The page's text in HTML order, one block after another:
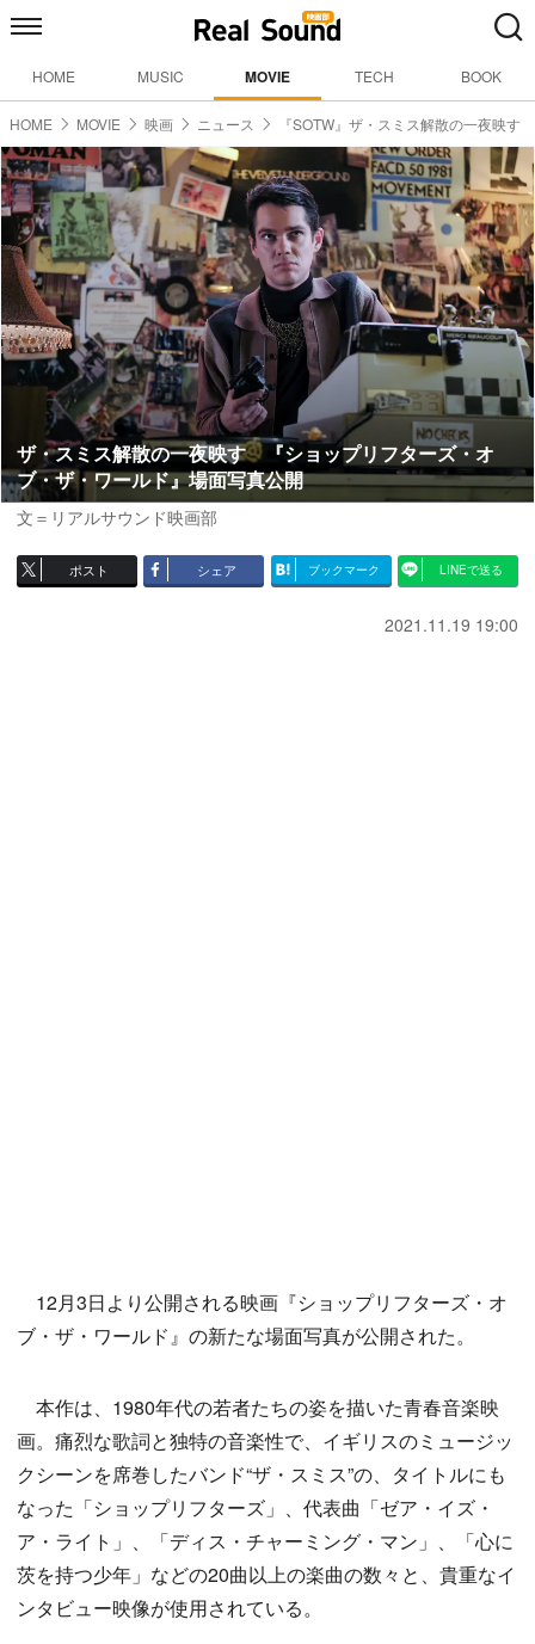
HOME MUSIC MOVIE TECH BOOK
HOME MOVIE 映画 ニュース 『SOTW』ザ・スミス解散の一夜映す
ザ・スミス解散の一夜映す 『ショップリフターズ・オ
ブ・ザ・ワールド』場面写真公開
文＝リアルサウンド映画部
ポスト シェア ブックマーク LINEで送る
2021.11.19 19:00
12月3日より公開される映画『ショップリフターズ・オ
ブ・ザ・ワールド』の新たな場面写真が公開された。
本作は、1980年代の若者たちの姿を描いた青春音楽映
画。痛烈な歌詞と独特の音楽性で、イギリスのミュージッ
クシーンを席巻したバンド“ザ・スミス”の、タイトルにも
なった「ショップリフターズ」、代表曲「ゼア・イズ・
ア・ライト」、「ディス・チャーミング・マン」、「心に
茨を持つ少年」などの20曲以上の楽曲の数々と、貴重なイ
ンタビュー映像が使用されている。